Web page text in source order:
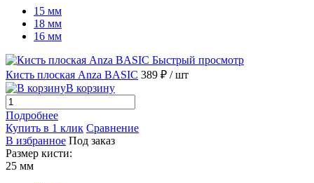
15 мм
18 мм
16 мм
Быстрый просмотр
Кисть плоская Anza BASIC 389 ₽ / шт
В корзину
Подробнее
Купить в 1 клик Сравнение
В избранное Под заказ
Размер кисти:
25 мм